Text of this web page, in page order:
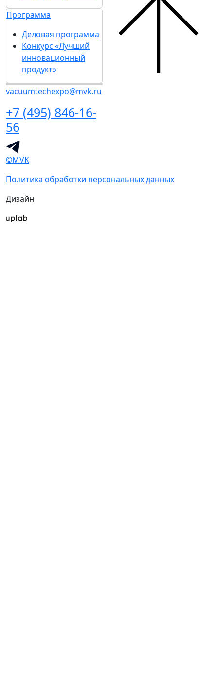
Программа
Деловая программа
Конкурс «Лучший
инновационный
продукт»
vacuumtechexpo@mvk.ru
+7 (495) 846-16-
56
©MVK
Политика обработки персональных данных
Дизайн